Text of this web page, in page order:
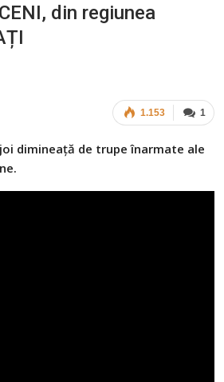
din regiunea
1
1.153
dimineață de trupe înarmate ale